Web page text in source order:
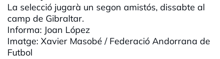
La selecció jugarà un segon amistós, dissabte al
camp de Gibraltar.
Informa: Joan López
Imatge: Xavier Masobé / Federació Andorrana de
Futbol